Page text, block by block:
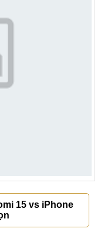
15 vs iPhone